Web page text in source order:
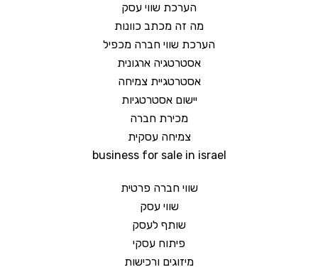
הערכת שווי עסק
מה זה מכתב כוונות
הערכת שווי חברה מכפיל
אסטרטגיה ארגונית
אסטרטגיית צמיחה
יישום אסטרטגיות
מכירת חברה
צמיחה עסקית
business for sale in israel
שווי חברה פרטית
שווי עסק
שותף לעסק
פיתוח עסקי
מיזוגים ורכישות